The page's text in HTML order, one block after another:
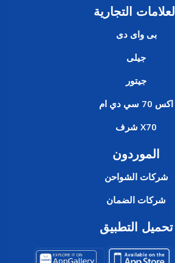
العلامات التجارية
بى واى دى
جيلى
جيتور
اكس 70 سي دي ام
X70 شرف
الموردون
شركات الشواحن
شركات الضمان
تحميل التطبيق